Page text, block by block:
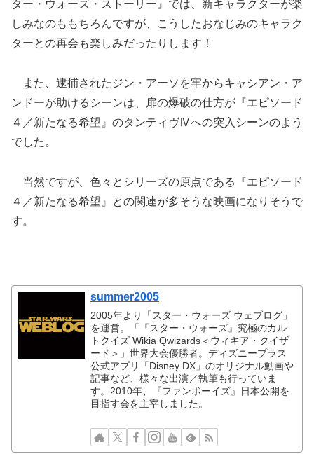
ター・ウォーズ・ストーリー』では、新キャラクターが楽
しみなのももちろんですが、こうしたおなじみのキャラク
ターとの再会も楽しみだったりします！
また、逮捕されたジン・アーソを牢からキャシアン・ア
ンドーが助けるシーンは、扉の爆破の仕方が『エピソード
４／新たなる希望』のタンティヴⅣへの突入シーンのよう
でした。
当然ですが、色々とシリーズの原点である『エピソード
４／新たなる希望』との関連が多そうな映画になりそうで
す。
summer2005
2005年より「スター・ウォーズ ウェブログ」
を運営。「『スター・ウォーズ』究極のカル
トクイズ Wikia Qwizards＜ウィキア・クイザ
ード＞」世界大会優勝者。ディズニープラス
公式アプリ「Disney DX」のオリジナル動画や
記事など、様々な出演／執筆も行っていま
す。2010年、『ファンボーイズ』日本公開を
目指す会を主宰しました。